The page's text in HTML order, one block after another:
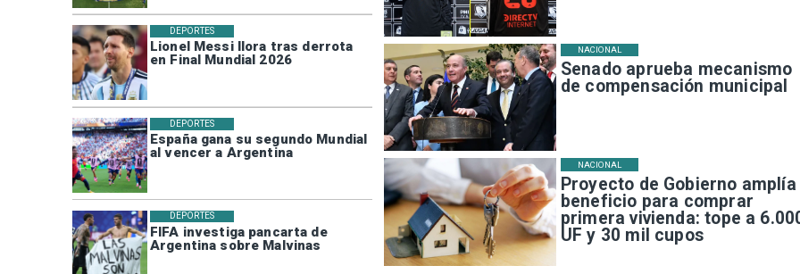
Lionel Messi llora tras derrota
en Final Mundial 2026
DEPORTES
España gana su segundo Mundial
al vencer a Argentina
DEPORTES
FIFA investiga pancarta de
Argentina sobre Malvinas
DEPORTES
Senado aprueba mecanismo
de compensación municipal
NACIONAL
Proyecto de Gobierno amplía
beneficio para comprar
primera vivienda: tope a
UF y 30 mil cupos
NACIONAL